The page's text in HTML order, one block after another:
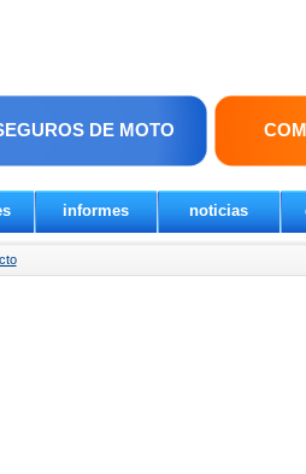
DE MOTO
informes noticias